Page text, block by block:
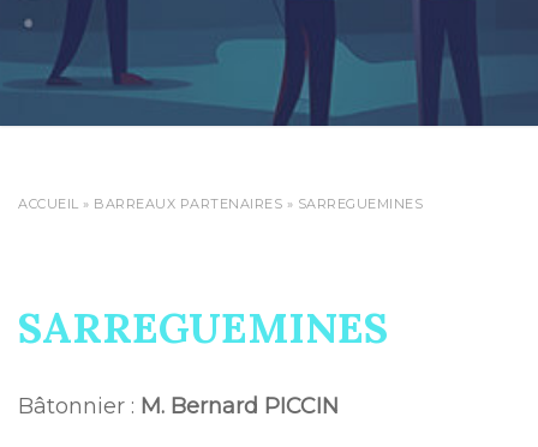
ACCUEIL » BARREAUX PARTENAIRES » SARREGUEMINES
SARREGUEMINES
Bâtonnier : M. Bernard PICCIN